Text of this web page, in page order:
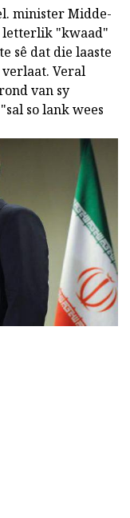
minister Midde-
letterlik "kwaad"
sê dat die laaste
Veral
van sy
so lank wees